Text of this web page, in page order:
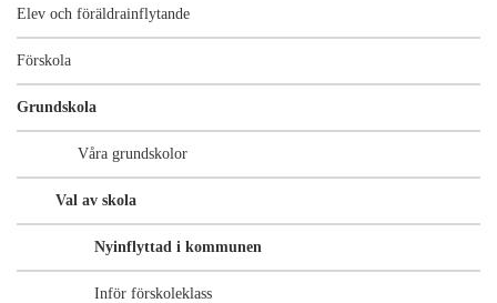
Elev och föräldrainflytande
Förskola
Grundskola
Våra grundskolor
Val av skola
Nyinflyttad i kommunen
Inför förskoleklass